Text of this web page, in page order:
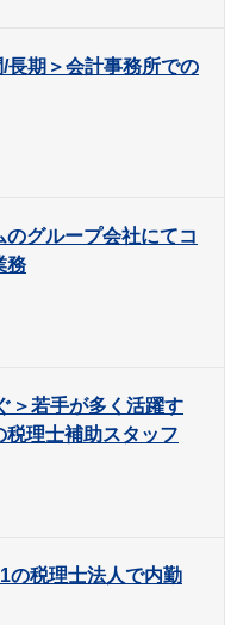
長期＞会計事務所での
グループ会社にてコ
務
＞若手が多く活躍す
理士補助スタッフ
の税理士法人で内勤